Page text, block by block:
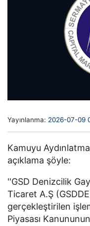
Yayınlanma: 2026-07-09
Kamuyu
açıklama şöyle:
''GSD Denizcilik
Ticaret A.Ş
gerçekleştirilen
Piyasası